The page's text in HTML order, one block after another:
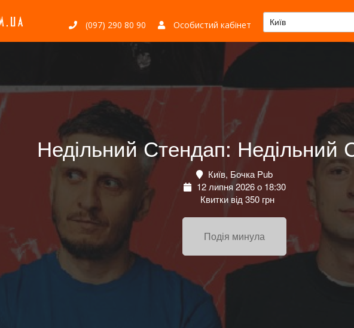
(097) 290 80 90 Особистий кабінет Київ
Недільний Стендап: Недільний
Київ, Бочка Pub
12 липня 2026 о 18:30
Квитки від 350 грн
Подія минула